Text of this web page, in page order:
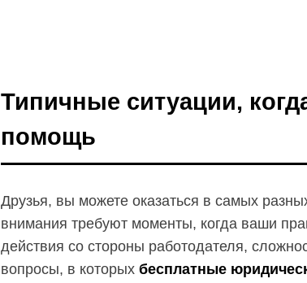
Типичные ситуации,
помощь
Друзья, вы можете оказаться в самых
внимания требуют моменты, когда ваши
действия со стороны работодателя,
вопросы, в которых бесплатные